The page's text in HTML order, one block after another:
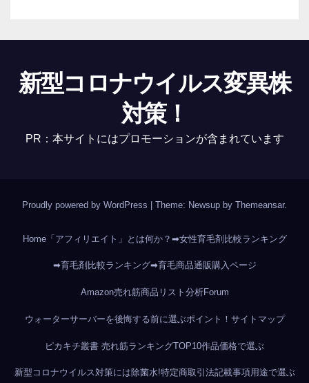
新型コロナウイルス変異株
対策！
PR：本サイトにはプロモーションが含まれています
Proudly powered by WordPress Theme: Newsup by Themeansar.
Home「アフィリエイト」とは何か？ ➡女性育毛剤比較ランキング
➡育毛剤比較ランキング➡育毛商品通販購入ページ
Amazon売れ筋商品リスト分析Forum
ウォーターサーバーを後悔する前に選ぶポイント！ サイトマップ
ピカキチ叢書 売れ筋ランキングTOP10作品価格で選ぶ
新型コロナウイルス対策には除菌水!特定商取引法記載事項用途で選ぶ